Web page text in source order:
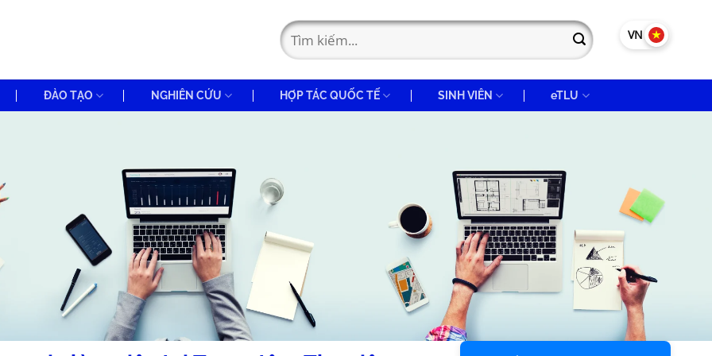
VN EN
ĐÀO TẠO NGHIÊN CỨU HỢP TÁC QUỐC TẾ SINH VIÊN eTLU